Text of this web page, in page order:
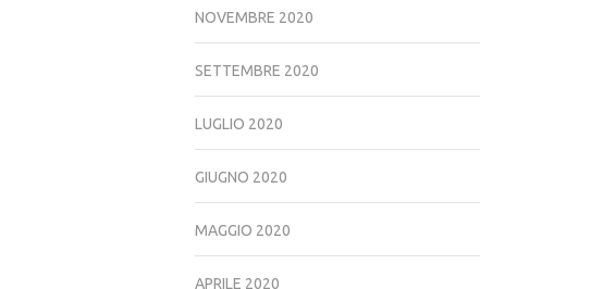
NOVEMBRE 2020
SETTEMBRE 2020
LUGLIO 2020
GIUGNO 2020
MAGGIO 2020
APRILE 2020